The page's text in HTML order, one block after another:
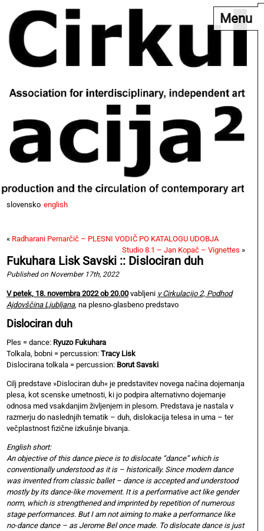
slovensko english
Menu
« Radharani Pernarčič – PLESNI VODIČ PO KATALOGU UDOBJA
Studio 8.1 – Jan Kopač – Vignettes »
Fukuhara Lisk Savski :: Dislociran duh
Published on November 17th, 2022
V petek, 18. novembra 2022 ob 20.00 vabljeni v Cirkulacijo 2, Podhod
Ajdovščina Ljubljana, na plesno-glasbeno predstavo
Dislociran duh
Ples = dance: Ryuzo Fukuhara
Tolkala, bobni = percussion: Tracy Lisk
Dislocirana tolkala = percussion: Borut Savski
Cilj predstave »Dislociran duh« je predstavitev novega načina dojemanja
plesa, kot scenske umetnosti, ki jo podpira alternativno dojemanje
odnosa med vsakdanjim življenjem in plesom. Predstava je nastala v
razmerju do naslednjih tematik – duh, dislokacija telesa in uma – ter
večplastnost fizične izkušnje bivanja.
English short:
An objective of this dance piece is to dislocate “dance” which is
conventionally understood as it is – historically. Since modern dance
was invented from classic ballet – dance is accepted and understood
mostly by its dance-like movement. It is a performative act like gender
norm, which is strengthened and imprinted by repetition of numerous
stage performances. But I am not aiming to make a performance like
no-dance dance – as Jerome Bel once made. To dislocate dance is just